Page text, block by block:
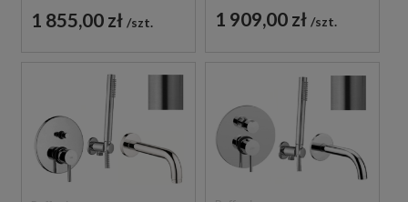
DROŻNA
JEDNOUCHWYTOWA
1 855,00 zł szt.
SŁUCHAWKĄ
PRYSZNICOWĄ BIAŁA
1 909,00 zł szt.